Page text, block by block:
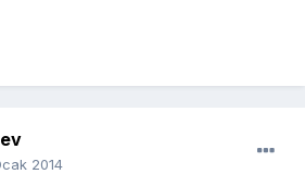
2014